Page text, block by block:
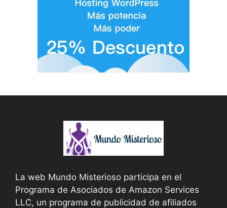
La web Mundo Misterioso participa en el
Programa de Asociados de Amazon Services
LLC, un programa de publicidad de afiliados